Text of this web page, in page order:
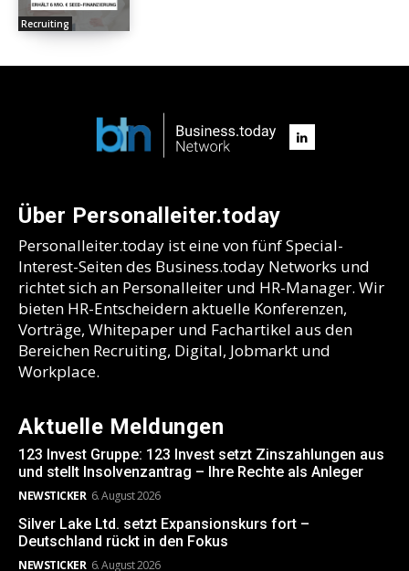
Recruiting
Über Personalleiter.today
Personalleiter.today ist eine von fünf Special-
Interest-Seiten des Business.today Networks und
richtet sich an Personalleiter und HR-Manager. Wir
bieten HR-Entscheidern aktuelle Konferenzen,
Vorträge, Whitepaper und Fachartikel aus den
Bereichen Recruiting, Digital, Jobmarkt und
Workplace.
Aktuelle Meldungen
123 Invest Gruppe: 123 Invest setzt Zinszahlungen aus
und stellt Insolvenzantrag – Ihre Rechte als Anleger
NEWSTICKER 6. August 2026
Silver Lake Ltd. setzt Expansionskurs fort –
Deutschland rückt in den Fokus
NEWSTICKER 6. August 2026